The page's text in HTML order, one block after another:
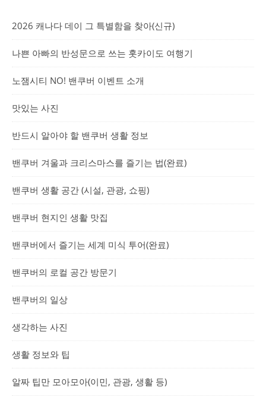
2026 캐나다 데이 그 특별함을 찾아(신규)
나쁜 아빠의 반성문으로 쓰는 홋카이도 여행기
노잼시티 NO! 밴쿠버 이벤트 소개
맛있는 사진
반드시 알아야 할 밴쿠버 생활 정보
밴쿠버 겨울과 크리스마스를 즐기는 법(완료)
밴쿠버 생활 공간 (시설, 관광, 쇼핑)
밴쿠버 현지인 생활 맛집
밴쿠버에서 즐기는 세계 미식 투어(완료)
밴쿠버의 로컬 공간 방문기
밴쿠버의 일상
생각하는 사진
생활 정보와 팁
알짜 팁만 모아모아(이민, 관광, 생활 등)